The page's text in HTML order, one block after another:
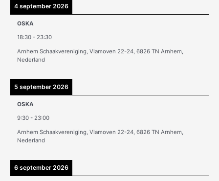
4 september 2026
OSKA
18:30 - 23:30
Arnhem Schaakvereniging, Vlamoven 22-24, 6826 TN Arnhem,
Nederland
5 september 2026
OSKA
9:30 - 23:00
Arnhem Schaakvereniging, Vlamoven 22-24, 6826 TN Arnhem,
Nederland
6 september 2026
e